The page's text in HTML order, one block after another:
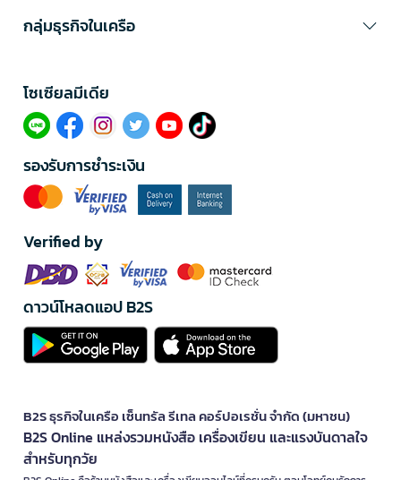
กลุ่มธุรกิจในเครือ
โซเซียลมีเดีย​
รองรับการชำระเงิน
Verified by
ดาวน์โหลดแอป B2S
B2S ธุรกิจในเครือ เซ็นทรัล รีเทล คอร์ปอเรชั่น จำกัด (มหาชน)
B2S Online แหล่งรวมหนังสือ เครื่องเขียน และแรงบันดาลใจ
สำหรับทุกวัย